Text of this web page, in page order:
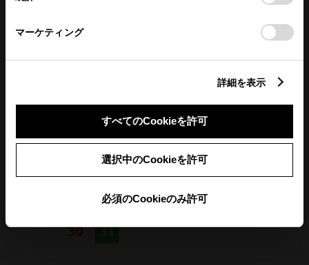
マーケティング
詳細を表示
すべてのCookieを許可
選択中のCookieを許可
必須のCookieのみ許可